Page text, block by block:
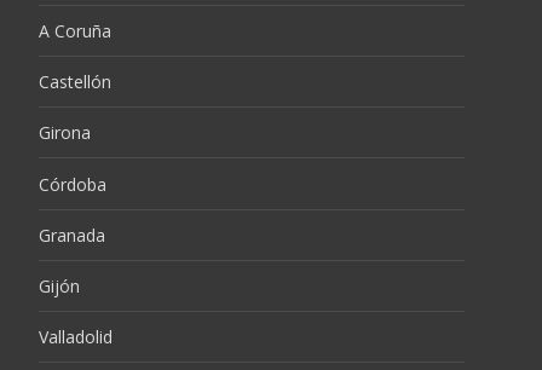
A Coruña
Castellón
Girona
Córdoba
Granada
Gijón
Valladolid